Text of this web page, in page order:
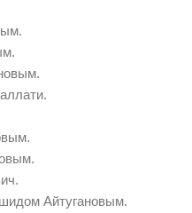
Айтугановым.